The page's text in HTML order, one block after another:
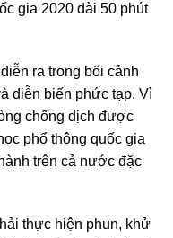
gia 2020 dài 50 phút
ra trong bối cảnh
diễn biến phức tạp. Vì
chống dịch được
phổ thông quốc gia
trên cả nước đặc
thực hiện phun, khử